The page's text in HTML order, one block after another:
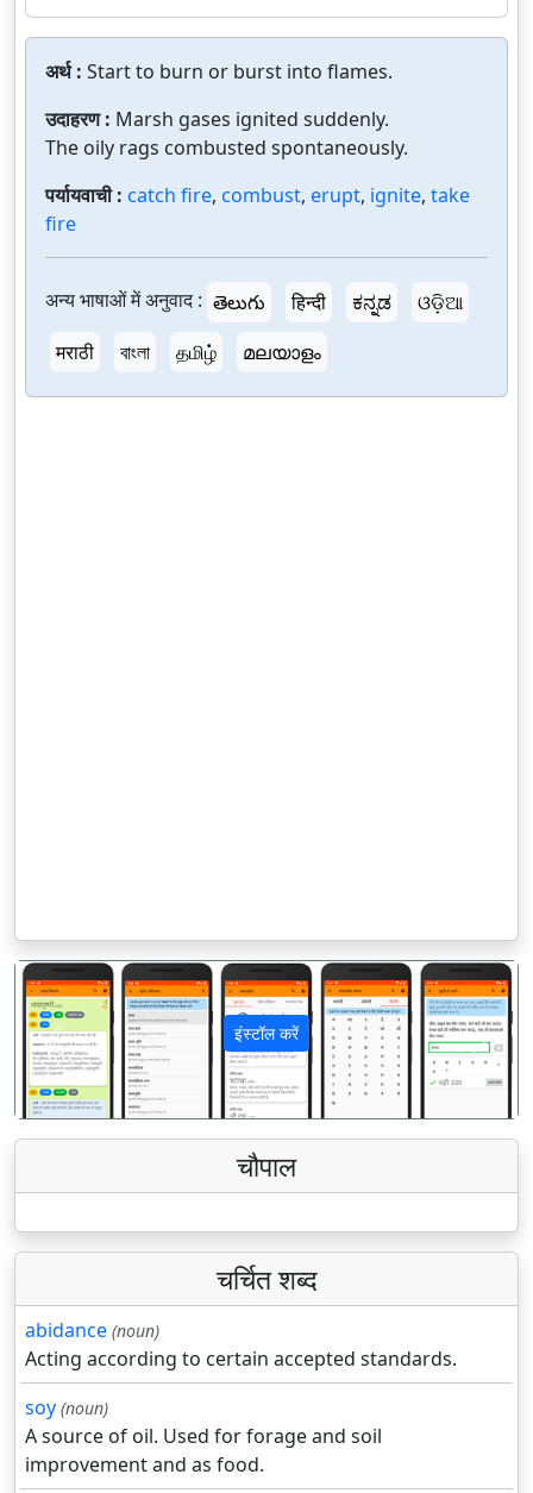
अर्थ : Start to burn or burst into flames.
उदाहरण : Marsh gases ignited suddenly.
The oily rags combusted spontaneously.
पर्यायवाची : catch fire, combust, erupt, ignite, take
fire
अन्य भाषाओं में अनुवाद : తెలుగు हिन्दी ಕನ್ನಡ
ଓଡ଼ିଆ
मराठी
বাংলা தமிழ் മലയാളം
इंस्टॉल करें
पिछला अगला
चौपाल
चर्चित शब्द
abidance (noun)
Acting according to certain accepted standards.
soy (noun)
A source of oil. Used for forage and soil
improvement and as food.